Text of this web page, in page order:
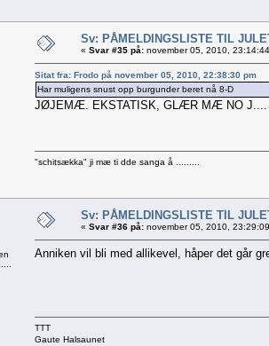
Sv: PÅMELDINGSLISTE TIL
« Svar #35 på: november 05, 2010,
Sitat fra: Frodo på november 05, 2010, 22:38:30 pm
Har muligens snust opp burgunder beret nå 8-D
JØJEMÆ. EKSTATISK, GLÆR MÆ NO J....
"schitsækka" ji mæ ti dde sanga å .........
Sv: PÅMELDINGSLISTE TIL
« Svar #36 på: november 05, 2010,
Anniken vil bli med allikevel, håper det går
TTT
Gaute Halsaunet